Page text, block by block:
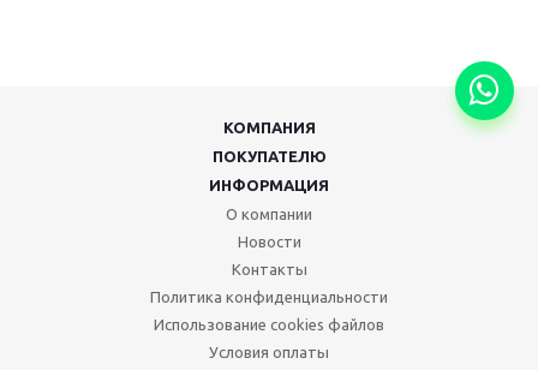
КОМПАНИЯ
ПОКУПАТЕЛЮ
ИНФОРМАЦИЯ
О компании
Новости
Контакты
Политика конфиденциальности
Использование cookies файлов
Условия оплаты